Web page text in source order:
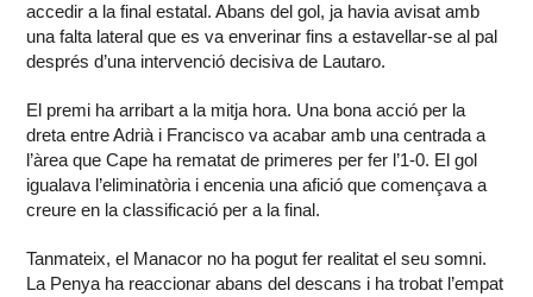
accedir a la final estatal. Abans del gol, ja havia avisat amb
una falta lateral que es va enverinar fins a estavellar-se al pal
després d’una intervenció decisiva de Lautaro.
El premi ha arribart a la mitja hora. Una bona acció per la
dreta entre Adrià i Francisco va acabar amb una centrada a
l’àrea que Cape ha rematat de primeres per fer l’1-0. El gol
igualava l’eliminatòria i encenia una afició que començava a
creure en la classificació per a la final.
Tanmateix, el Manacor no ha pogut fer realitat el seu somni.
La Penya ha reaccionar abans del descans i ha trobat l’empat